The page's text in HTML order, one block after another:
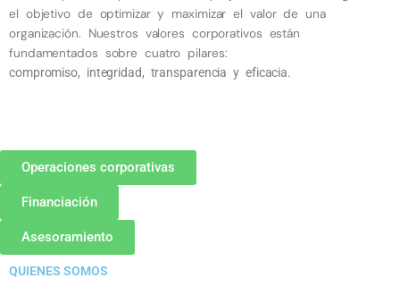
el objetivo de optimizar y maximizar el valor de una
organización. Nuestros valores corporativos están
fundamentados sobre cuatro pilares:
compromiso, integridad, transparencia y eficacia.
Operaciones corporativas
Financiación
Asesoramiento
QUIENES SOMOS